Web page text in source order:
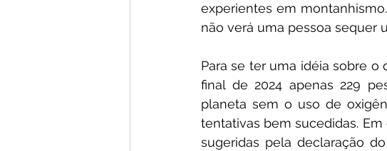
experientes em
não verá uma pessoa sequer
Para se ter uma idéia sobre
final de 2024 apenas 229
planeta sem o uso de
tentativas bem sucedidas.
sugeridas pela declaração